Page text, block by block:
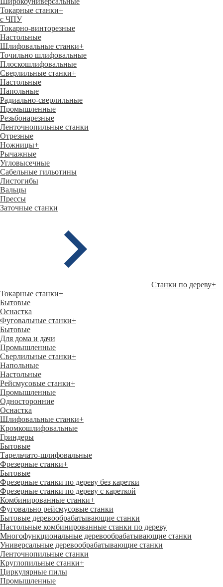
Токарные станки+
с ЧПУ
Токарно-винторезные
Настольные
Шлифовальные станки+
Точильно шлифовальные
Плоскошлифовальные
Сверлильные станки+
Настольные
Напольные
Радиально-сверлильные
Промышленные
Резьбонарезные
Ленточнопильные станки
Отрезные
Ножницы+
Рычажные
Угловысечные
Сабельные гильотины
Листогибы
Вальцы
Прессы
Заточные станки
Станки по дереву+
Токарные станки+
Бытовые
Оснастка
Фуговальные станки+
Бытовые
Для дома и дачи
Промышленные
Сверлильные станки+
Напольные
Настольные
Рейсмусовые станки+
Промышленные
Односторонние
Оснастка
Шлифовальные станки+
Кромкошлифовальные
Гриндеры
Бытовые
Тарельчато-шлифовальные
Фрезерные станки+
Бытовые
Фрезерные станки по дереву без каретки
Фрезерные станки по дереву с кареткой
Комбинированные станки+
Фуговально рейсмусовые станки
Бытовые деревообрабатывающие станки
Настольные комбинированные станки по дереву
Многофункциональные деревообрабатывающие станки
Универсальные деревообрабатывающие станки
Ленточнопильные станки
Круглопильные станки+
Циркулярные пилы
Промышленные